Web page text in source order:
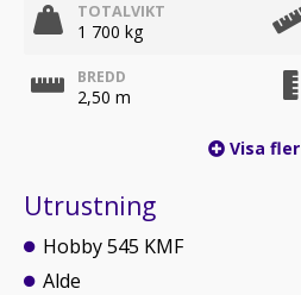
TOTALVIKT
1 700 kg
BREDD
2,50 m
Visa fler
Utrustning
Hobby 545 KMF
Alde